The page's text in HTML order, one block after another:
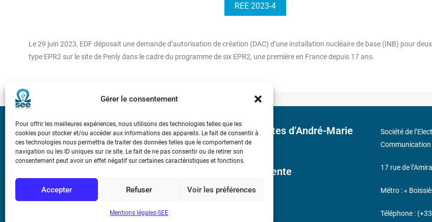
Gérer le consentement
Pour offrir les meilleures expériences, nous utilisons des technologies telles que les
cookies pour stocker et/ou accéder aux informations des appareils. Le fait de consentir à
ces technologies nous permettra de traiter des données telles que le comportement de
navigation ou les ID uniques sur ce site. Le fait de ne pas consentir ou de retirer son
consentement peut avoir un effet négatif sur certaines caractéristiques et fonctions.
Accepter Refuser Voir les préférences
Mentions légales-SEE
REE 2023-4
Le 29 juin 2023, EDF déposait une demande d’autorisation de création (DAC) d’une installation nucléaire de base (INB) pour
type EPR2 sur le site de Penly dans le cadre du programme de six EPR2, une première en France depuis 17 ans.
Bicentenaire des découvertes d’André-Marie
Ampère
Conditions Générales de Vente
Société de
Communication
17 rue de
Métro : «
Téléphone :